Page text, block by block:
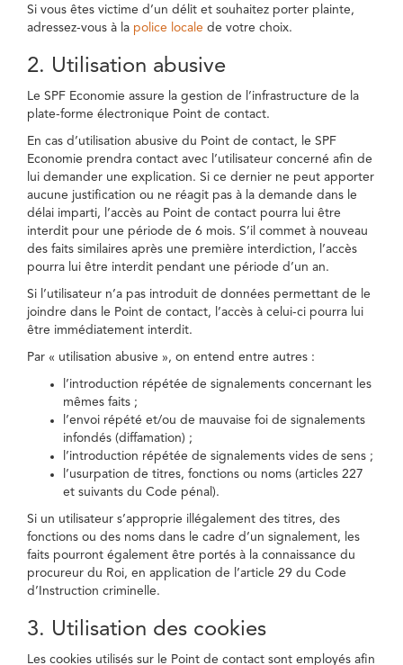
Si vous êtes victime d’un délit et souhaitez porter plainte,
adressez-vous à la police locale de votre choix.
2. Utilisation abusive
Le SPF Economie assure la gestion de l’infrastructure de la
plate-forme électronique Point de contact.
En cas d’utilisation abusive du Point de contact, le SPF
Economie prendra contact avec l’utilisateur concerné afin de
lui demander une explication. Si ce dernier ne peut apporter
aucune justification ou ne réagit pas à la demande dans le
délai imparti, l’accès au Point de contact pourra lui être
interdit pour une période de 6 mois. S’il commet à nouveau
des faits similaires après une première interdiction, l’accès
pourra lui être interdit pendant une période d’un an.
Si l’utilisateur n’a pas introduit de données permettant de le
joindre dans le Point de contact, l’accès à celui-ci pourra lui
être immédiatement interdit.
Par « utilisation abusive », on entend entre autres :
l’introduction répétée de signalements concernant les
mêmes faits ;
l’envoi répété et/ou de mauvaise foi de signalements
infondés (diffamation) ;
l’introduction répétée de signalements vides de sens ;
l’usurpation de titres, fonctions ou noms (articles 227
et suivants du Code pénal).
Si un utilisateur s’approprie illégalement des titres, des
fonctions ou des noms dans le cadre d’un signalement, les
faits pourront également être portés à la connaissance du
procureur du Roi, en application de l’article 29 du Code
d’Instruction criminelle.
3. Utilisation des cookies
Les cookies utilisés sur le Point de contact sont employés afin